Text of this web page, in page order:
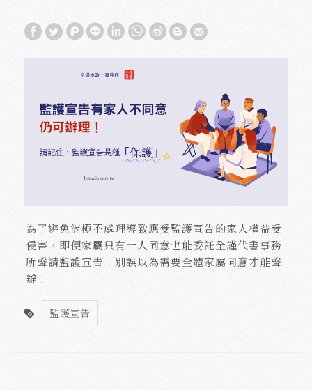
為了避免消極不處理導致應受監護宣告的家人權益受
侵害，即便家屬只有一人同意也能委託全謹代書事務
所聲請監護宣告！別誤以為需要全體家屬同意才能聲
辦！
監護宣告